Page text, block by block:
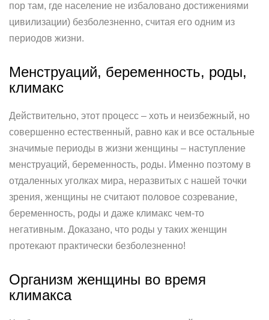
пор там, где население не избаловано достижениями
цивилизации) безболезненно, считая его одним из
периодов жизни.
Менструаций, беременность, роды,
климакс
Действительно, этот процесс – хоть и неизбежный, но
совершенно естественный, равно как и все остальные
значимые периоды в жизни женщины – наступление
менструаций, беременность, роды. Именно поэтому в
отдаленных уголках мира, неразвитых с нашей точки
зрения, женщины не считают половое созревание,
беременность, роды и даже климакс чем-то
негативным. Доказано, что роды у таких женщин
протекают практически безболезненно!
Организм женщины во время
климакса